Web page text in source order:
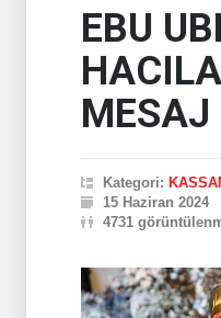
EBU
MESAJ
Kategori:
15 Haziran 2024
4731